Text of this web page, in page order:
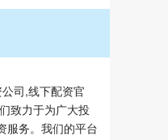
司,线下配资官
致力于为广大投
服务。我们的平台